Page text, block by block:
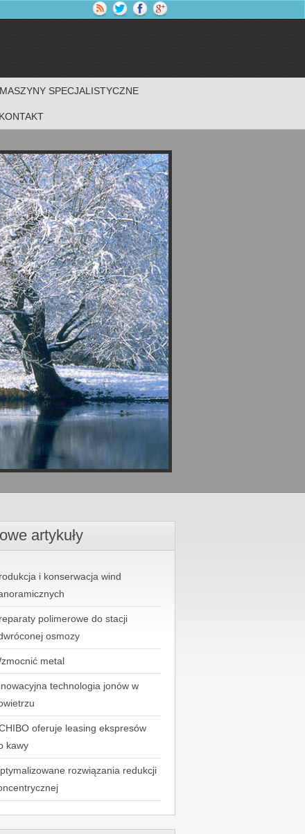
MASZYNY SPECJALISTYCZNE
KONTAKT
artykuły
i konserwacja wind
polimerowe do stacji
osmozy
metal
technologia jonów w
oferuje leasing ekspresów
kawy
rozwiązania redukcji